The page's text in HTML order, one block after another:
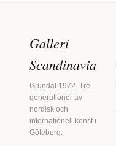
Galleri
Scandinavia
Grundat 1972. Tre
generationer av
nordisk och
internationell konst i
Göteborg.